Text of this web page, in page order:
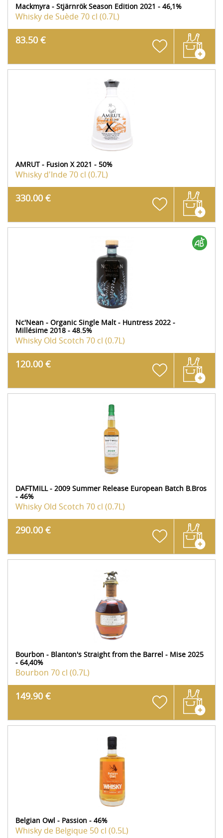
Mackmyra - Stjärnrök Season Edition 2021 - 46,1%
Whisky de Suède70 cl (0.7L)
83.50 €
AMRUT - Fusion X 2021 - 50%
Whisky d'Inde70 cl (0.7L)
330.00 €
Nc'Nean - Organic Single Malt - Huntress 2022 -
Millésime 2018 - 48.5%
Whisky Old Scotch 70 cl (0.7L)
120.00 €
DAFTMILL - 2009 Summer Release European Batch B.Bros
- 46%
Whisky Old Scotch 70 cl (0.7L)
290.00 €
Bourbon - Blanton's Straight from the Barrel - Mise 2025
- 64,40%
Bourbon 70 cl (0.7L)
149.90 €
Belgian Owl - Passion - 46%
Whisky de Belgique 50 cl (0.5L)